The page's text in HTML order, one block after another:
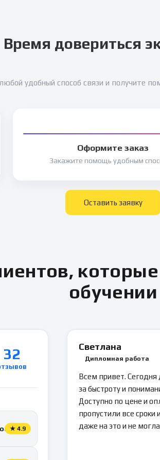
Время довериться
удобный способ связи и получите
Оформите заказ
Закажите помощь удобным
Оставить заявку
обучении
32
★4.9
Светлана
Дипломная работа
Всем привет.
за быстроту и
Доступно по цене и
пропустили все сроки
даже на это и не